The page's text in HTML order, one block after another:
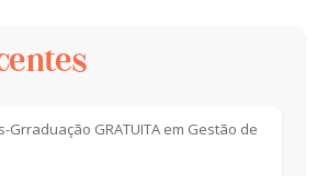
Grraduação GRATUITA em Gestão de